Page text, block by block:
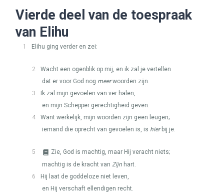
Vierde deel van de toespraak
van Elihu
1 Elihu ging verder en zei:
2
Wacht een ogenblik op mij, en ik zal je vertellen
dat er voor God nog meerwoorden zijn.
3
Ik zal mijn gevoelen van ver halen,
en mijn Schepper gerechtigheid geven.
4
Want werkelijk, mijn woorden zijn geen leugen;
iemand die oprecht van gevoelen is, is hierbij je.
5
Zie, God is machtig, maar Hij veracht niets;
machtig is de kracht van Zijn hart.
6
Hij laat de goddeloze niet leven,
en Hij verschaft ellendigen recht.